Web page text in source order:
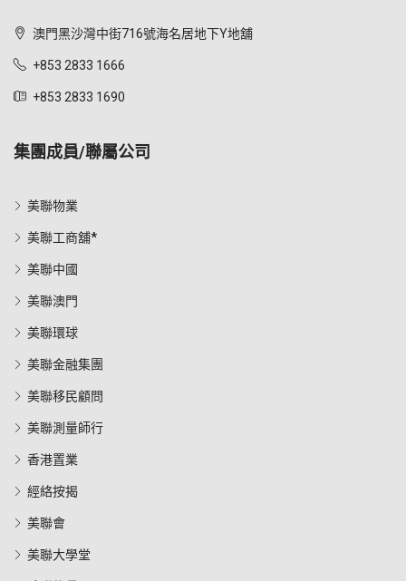
澳門黑沙灣中街716號海名居地下Y地舖
+853 2833 1666
+853 2833 1690
集團成員/聯屬公司
美聯物業
美聯工商舖*
美聯中國
美聯澳門
美聯環球
美聯金融集團
美聯移民顧問
美聯測量師行
香港置業
經絡按揭
美聯會
美聯大學堂